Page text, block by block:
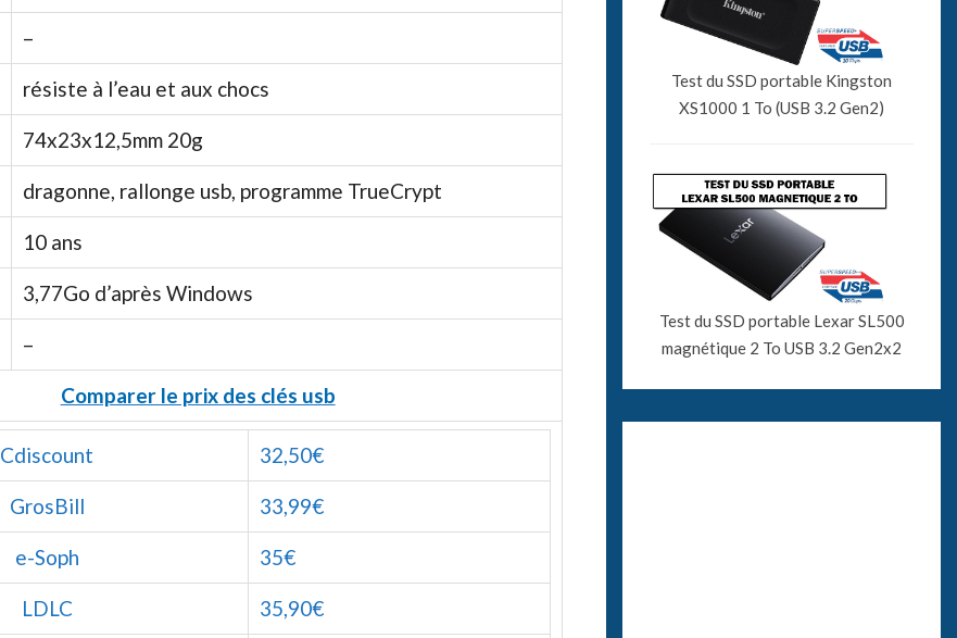
–
résiste à l’eau et aux chocs
74x23x12,5mm 20g
dragonne, rallonge usb, programme TrueCrypt
10 ans
3,77Go d’après Windows
–
Comparer le prix des clés usb
Cdiscount 32,50€
GrosBill 33,99€
e-Soph 35€
LDLC 35,90€
Test du SSD portable Kingston
XS1000 1 To (USB 3.2 Gen2)
Test du SSD portable Lexar SL500
magnétique 2 To USB 3.2 Gen2x2